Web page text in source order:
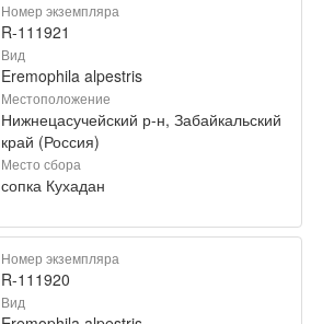
Номер экземпляра
R-111921
Вид
Eremophila alpestris
Местоположение
Нижнецасучейский р-н, Забайкальский
край (Россия)
Место сбора
сопка Кухадан
Номер экземпляра
R-111920
Вид